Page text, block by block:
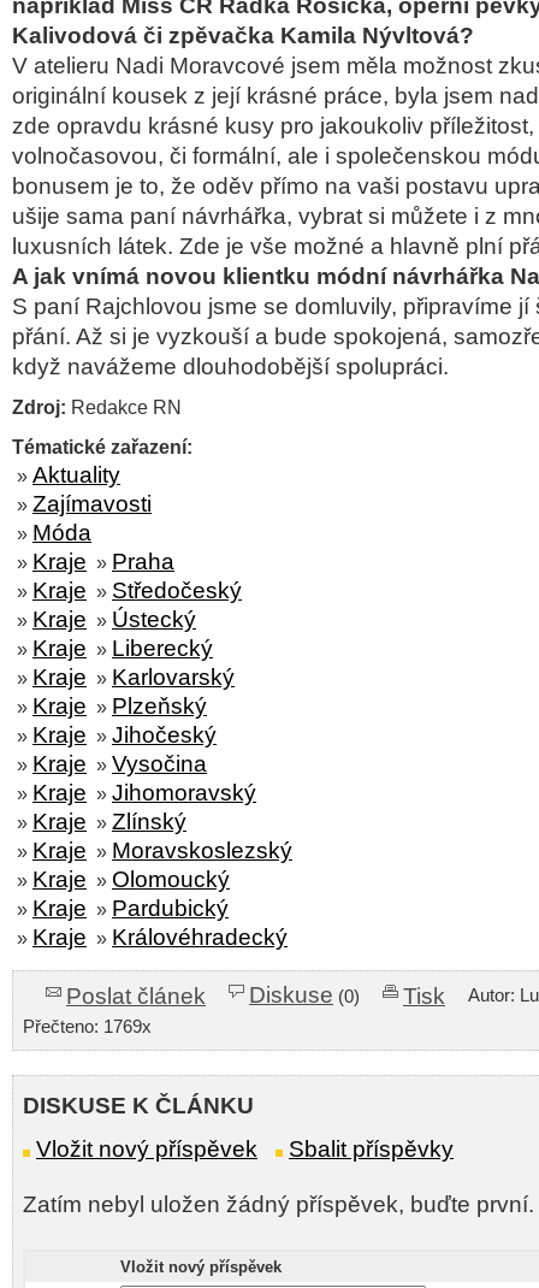
například Miss ČR Radka Rosická, operní
Kalivodová či zpěvačka Kamila Nývltová?
V atelieru Nadi Moravcové jsem měla možnost
originální kousek z její krásné práce, byla jsem
zde opravdu krásné kusy pro jakoukoliv
volnočasovou, či formální, ale i společenskou
bonusem je to, že oděv přímo na vaši postavu
ušije sama paní návrhářka, vybrat si můžete i z
luxusních látek. Zde je vše možné a hlavně plní
A jak vnímá novou klientku módní návrhářka
S paní Rajchlovou jsme se domluvily, připravíme jí
přání. Až si je vyzkouší a bude spokojená,
když navážeme dlouhodobější spolupráci.
Zdroj: Redakce RN
Tématické zařazení:
» Aktuality
» Zajímavosti
» Móda
» Kraje » Praha
» Kraje » Středočeský
» Kraje » Ústecký
» Kraje » Liberecký
» Kraje » Karlovarský
» Kraje » Plzeňský
» Kraje » Jihočeský
» Kraje » Vysočina
» Kraje » Jihomoravský
» Kraje » Zlínský
» Kraje » Moravskoslezský
» Kraje » Olomoucký
» Kraje » Pardubický
» Kraje » Královéhradecký
Poslat článek Diskuse (0) Tisk
Autor:
Přečteno: 1769x
DISKUSE K ČLÁNKU
Vložit nový příspěvek
Sbalit příspěvky
Zatím nebyl uložen žádný příspěvek, buďte první.
Vložit nový příspěvek